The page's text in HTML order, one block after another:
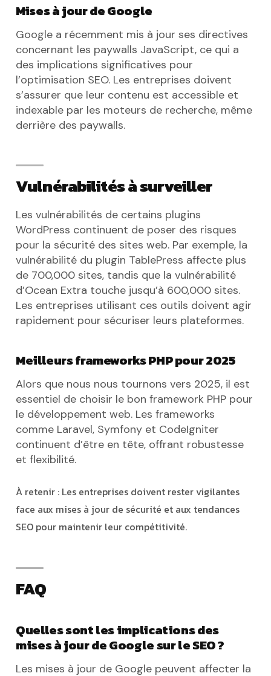
Mises à jour de Google
Google a récemment mis à jour ses directives
concernant les paywalls JavaScript, ce qui a
des implications significatives pour
l’optimisation SEO. Les entreprises doivent
s’assurer que leur contenu est accessible et
indexable par les moteurs de recherche, même
derrière des paywalls.
Vulnérabilités à surveiller
Les vulnérabilités de certains plugins
WordPress continuent de poser des risques
pour la sécurité des sites web. Par exemple, la
vulnérabilité du plugin TablePress affecte plus
de 700,000 sites, tandis que la vulnérabilité
d’Ocean Extra touche jusqu’à 600,000 sites.
Les entreprises utilisant ces outils doivent agir
rapidement pour sécuriser leurs plateformes.
Meilleurs frameworks PHP pour 2025
Alors que nous nous tournons vers 2025, il est
essentiel de choisir le bon framework PHP pour
le développement web. Les frameworks
comme Laravel, Symfony et CodeIgniter
continuent d’être en tête, offrant robustesse
et flexibilité.
À retenir : Les entreprises doivent rester vigilantes
face aux mises à jour de sécurité et aux tendances
SEO pour maintenir leur compétitivité.
FAQ
Quelles sont les implications des
mises à jour de Google sur le SEO ?
Les mises à jour de Google peuvent affecter la